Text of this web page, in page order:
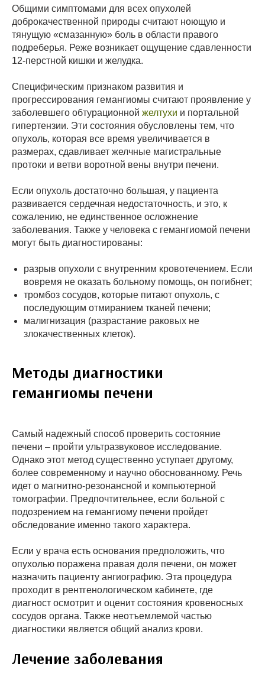
Общими симптомами для всех опухолей
доброкачественной природы считают ноющую и
тянущую «смазанную» боль в области правого
подреберья. Реже возникает ощущение сдавленности
12-перстной кишки и желудка.
Специфическим признаком развития и
прогрессирования гемангиомы считают проявление у
заболевшего обтурационной желтухи и портальной
гипертензии. Эти состояния обусловлены тем, что
опухоль, которая все время увеличивается в
размерах, сдавливает желчные магистральные
протоки и ветви воротной вены внутри печени.
Если опухоль достаточно большая, у пациента
развивается сердечная недостаточность, и это, к
сожалению, не единственное осложнение
заболевания. Также у человека с гемангиомой печени
могут быть диагностированы:
разрыв опухоли с внутренним кровотечением. Если
вовремя не оказать больному помощь, он погибнет;
тромбоз сосудов, которые питают опухоль, с
последующим отмиранием тканей печени;
малигнизация (разрастание раковых не
злокачественных клеток).
Методы диагностики
гемангиомы печени
Самый надежный способ проверить состояние
печени – пройти ультразвуковое исследование.
Однако этот метод существенно уступает другому,
более современному и научно обоснованному. Речь
идет о магнитно-резонансной и компьютерной
томографии. Предпочтительнее, если больной с
подозрением на гемангиому печени пройдет
обследование именно такого характера.
Если у врача есть основания предположить, что
опухолью поражена правая доля печени, он может
назначить пациенту ангиографию. Эта процедура
проходит в рентгенологическом кабинете, где
диагност осмотрит и оценит состояния кровеносных
сосудов органа. Также неотъемлемой частью
диагностики является общий анализ крови.
Лечение заболевания